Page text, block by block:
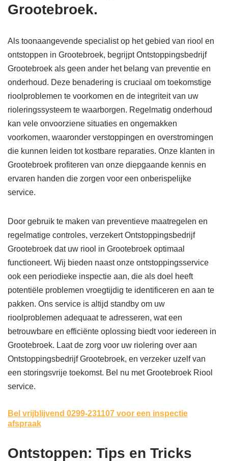
Grootebroek.
Als toonaangevende specialist op het gebied van riool en
ontstoppen in Grootebroek, begrijpt Ontstoppingsbedrijf
Grootebroek als geen ander het belang van preventie en
onderhoud. Deze benadering is cruciaal om toekomstige
rioolproblemen te voorkomen en de integriteit van uw
rioleringssysteem te waarborgen. Regelmatig onderhoud
kan vele onvoorziene situaties en ongemakken
voorkomen, waaronder verstoppingen en overstromingen
die kunnen leiden tot kostbare reparaties. Onze klanten in
Grootebroek profiteren van onze diepgaande kennis en
ervaren handen die zorgen voor een onberispelijke
service.
Door gebruik te maken van preventieve maatregelen en
regelmatige controles, verzekert Ontstoppingsbedrijf
Grootebroek dat uw riool in Grootebroek optimaal
functioneert. Wij bieden naast onze ontstoppingsservice
ook een periodieke inspectie aan, die als doel heeft
potentiële problemen vroegtijdig te identificeren en aan te
pakken. Ons service is altijd standby om uw
rioolproblemen adequaat te adresseren, wat een
betrouwbare en efficiënte oplossing biedt voor iedereen in
Grootebroek. Laat de zorg voor uw riolering over aan
Ontstoppingsbedrijf Grootebroek, en verzeker uzelf van
een storingsvrije toekomst. Bel nu met Grootebroek Riool
service.
Bel vrijblijvend 0299-231107 voor een inspectie
afspraak
Ontstoppen: Tips en Tricks